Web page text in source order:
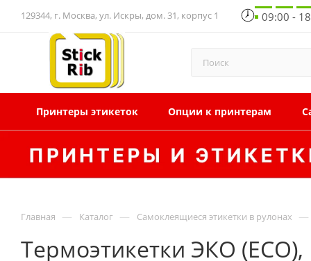
129344, г. Москва, ул. Искры, дом. 31, корпус 1 09:00 -
Принтеры этикеток Опции к принтерам
Главная — Каталог — Самоклеящиеся этикетки в рулонах —
Термоэтикетки ЭКО